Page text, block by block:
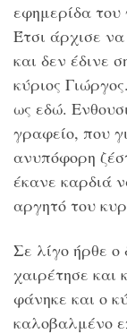
εφημερίδα του
Έτσι άρχισε
και δεν έδινε
κύριος
ως εδώ.
γραφείο, που
ανυπόφορη
έκανε καρδιά
αργητό του
Σε λίγο ήρθε ο
χαιρέτησε και
φάνηκε και ο
καλοβαλμένο